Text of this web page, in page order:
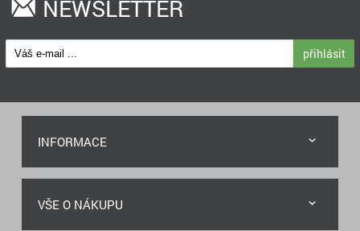
NEWSLETTER
přihlásit
INFORMACE
VŠE O NÁKUPU